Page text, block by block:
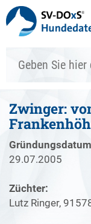
Zwinger:
29.07.2005
Züchter:
Lutz Ringer,